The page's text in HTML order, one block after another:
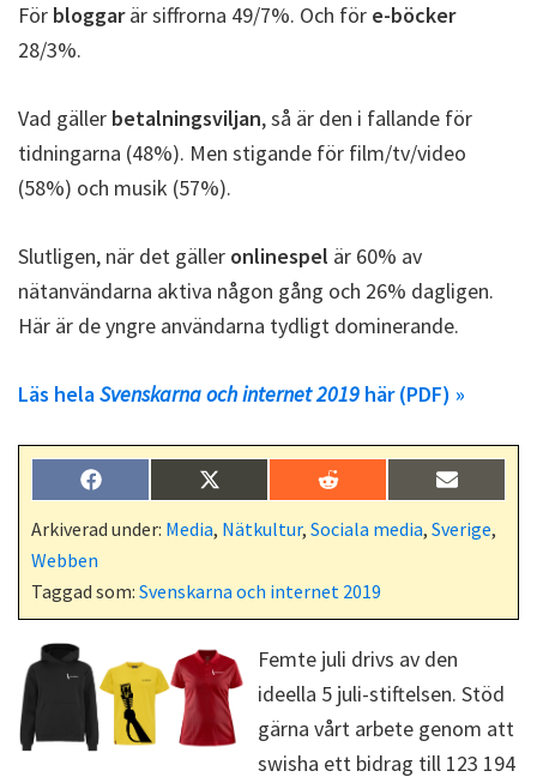
För bloggarär siffrorna 49/7%. Och för e-böcker
28/3%.
Vad gäller betalningsviljan, så är den i fallande för
tidningarna (48%). Men stigande för film/tv/video
(58%) och musik (57%).
Slutligen, när det gäller onlinespel är 60% av
nätanvändarna aktiva någon gång och 26% dagligen.
Här är de yngre användarna tydligt dominerande.
Läs helaSvenskarna och internet 2019 här (PDF) »
Dela
på
F
a
c
o
o
k
Dela
på
X
(
T
t
t
e
)
Dela
på
R
e
d
t
Dela
på
E
-
p
Arkiverad under: Media, Nätkultur, Sociala media, Sverige,
Webben
Taggad som: Svenskarna och internet 2019
Femte juli drivs av den
ideella 5 juli-stiftelsen. Stöd
gärna vårt arbete genom att
swisha ett bidrag till 123 194